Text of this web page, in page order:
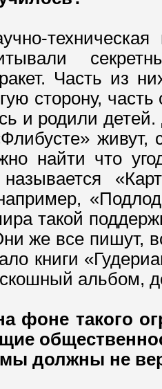
Часть из
сторону,
и родили
найти что
такой
же все пишут,
книги
альбом,
фоне такого
мы должны не